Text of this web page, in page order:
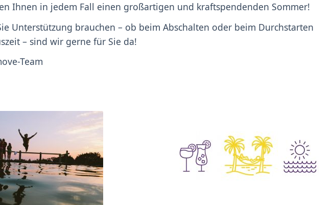
Ihnen in jedem Fall einen großartigen und kraftspendenden Sommer!
Unterstützung brauchen – ob beim Abschalten oder beim Durchstarten
– sind wir gerne für Sie da!
Team